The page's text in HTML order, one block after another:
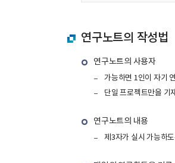
연구노트의 작성법
연구노트의 사용자
가능하면 1인이 자기
단일 프로젝트만을 기
연구노트의 내용
제3자가 실시 가능하